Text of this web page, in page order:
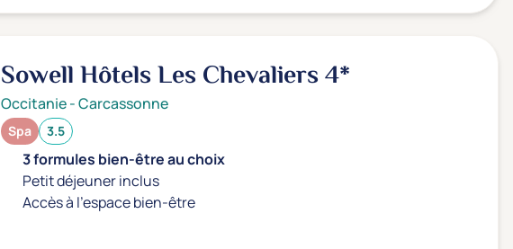
Sowell Hôtels Les Chevaliers4*
Occitanie-Carcassonne
Spa 3.5
3 formules bien-être au choix
Petit déjeuner inclus
Accès à l'espace bien-être